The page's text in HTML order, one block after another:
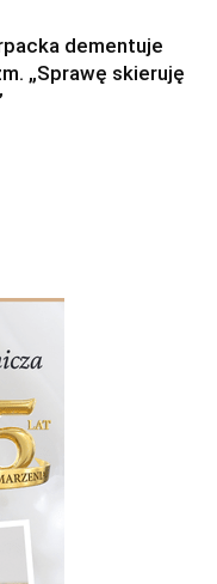
dementuje
„Sprawę skieruję